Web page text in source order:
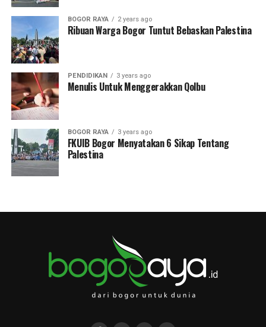
Mendidik Anak Sesuai Tuntunan Islam
DON'T MISS
Industri Game Perusak Generasi
BOGOR RAYA 2 years ago
Ribuan Warga Bogor Tuntut Bebaskan Palestina
PENDIDIKAN 3 years ago
Menulis Untuk Menggerakkan Qolbu
BOGOR RAYA 3 years ago
FKUIB Bogor Menyatakan 6 Sikap Tentang
Palestina